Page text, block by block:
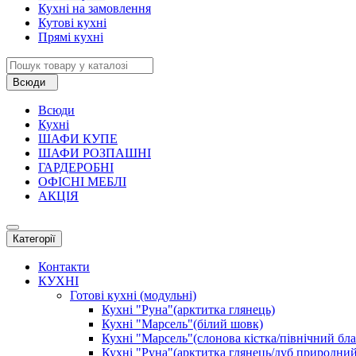
Кухні на замовлення
Кутові кухні
Прямі кухні
Всюди
Всюди
Кухні
ШАФИ КУПЕ
ШАФИ РОЗПАШНІ
ГАРДЕРОБНІ
ОФІСНІ МЕБЛІ
АКЦІЯ
Категорії
Контакти
КУХНІ
Готові кухні (модульні)
Кухні "Руна"(арктитка глянець)
Кухні "Марсель"(білий шовк)
Кухні "Марсель"(слонова кістка/північний
Кухні "Руна"(арктитка глянець/дуб